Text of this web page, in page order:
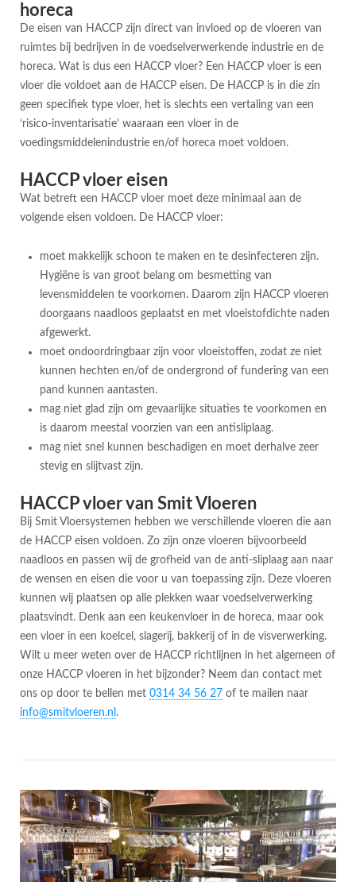
horeca
De eisen van HACCP zijn direct van invloed op de vloeren van
ruimtes bij bedrijven in de voedselverwerkende industrie en de
horeca. Wat is dus een HACCP vloer? Een HACCP vloer is een
vloer die voldoet aan de HACCP eisen. De HACCP is in die zin
geen specifiek type vloer, het is slechts een vertaling van een
‘risico-inventarisatie’ waaraan een vloer in de
voedingsmiddelenindustrie en/of horeca moet voldoen.
HACCP vloer eisen
Wat betreft een HACCP vloer moet deze minimaal aan de
volgende eisen voldoen. De HACCP vloer:
moet makkelijk schoon te maken en te desinfecteren zijn.
Hygiëne is van groot belang om besmetting van
levensmiddelen te voorkomen. Daarom zijn HACCP vloeren
doorgaans naadloos geplaatst en met vloeistofdichte naden
afgewerkt.
moet ondoordringbaar zijn voor vloeistoffen, zodat ze niet
kunnen hechten en/of de ondergrond of fundering van een
pand kunnen aantasten.
mag niet glad zijn om gevaarlijke situaties te voorkomen en
is daarom meestal voorzien van een antisliplaag.
mag niet snel kunnen beschadigen en moet derhalve zeer
stevig en slijtvast zijn.
HACCP vloer van Smit Vloeren
Bij Smit Vloersystemen hebben we verschillende vloeren die aan
de HACCP eisen voldoen. Zo zijn onze vloeren bijvoorbeeld
naadloos en passen wij de grofheid van de anti-sliplaag aan naar
de wensen en eisen die voor u van toepassing zijn. Deze vloeren
kunnen wij plaatsen op alle plekken waar voedselverwerking
plaatsvindt. Denk aan een keukenvloer in de horeca, maar ook
een vloer in een koelcel, slagerij, bakkerij of in de visverwerking.
Wilt u meer weten over de HACCP richtlijnen in het algemeen of
onze HACCP vloeren in het bijzonder? Neem dan contact met
ons op door te bellen met 0314 34 56 27 of te mailen naar
info@smitvloeren.nl .